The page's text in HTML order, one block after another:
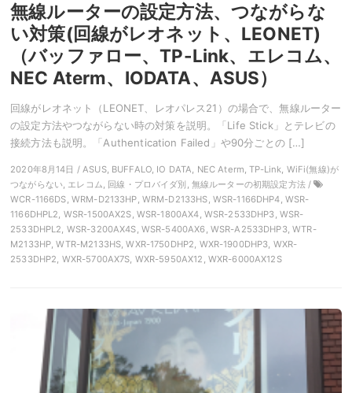
無線ルーターの設定方法、つながらな
い対策(回線がレオネット、LEONET)
（バッファロー、TP-Link、エレコム、
NEC Aterm、IODATA、ASUS）
回線がレオネット（LEONET、レオパレス21）の場合で、無線ルーター
の設定方法やつながらない時の対策を説明。「Life Stick」とテレビの
接続方法も説明。「Authentication Failed」や90分ごとの […]
2020年8月14日 / ASUS, BUFFALO, IO DATA, NEC Aterm, TP-Link, WiFi(無線)が
つながらない, エレコム, 回線・プロバイダ別, 無線ルーターの初期設定方法 /
WCR-1166DS, WRM-D2133HP, WRM-D2133HS, WSR-1166DHP4, WSR-
1166DHPL2, WSR-1500AX2S, WSR-1800AX4, WSR-2533DHP3, WSR-
2533DHPL2, WSR-3200AX4S, WSR-5400AX6, WSR-A2533DHP3, WTR-
M2133HP, WTR-M2133HS, WXR-1750DHP2, WXR-1900DHP3, WXR-
2533DHP2, WXR-5700AX7S, WXR-5950AX12, WXR-6000AX12S